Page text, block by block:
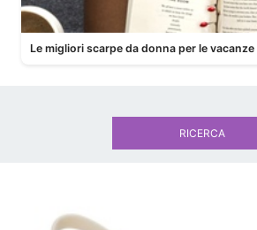
Le migliori scarpe da donna per le vacanze
RICERCA